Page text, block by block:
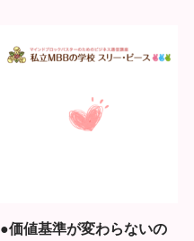
●価値基準が変わらないの